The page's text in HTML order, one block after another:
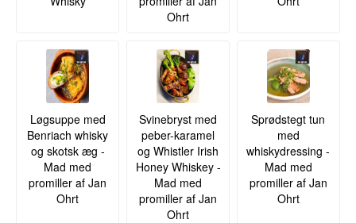
Ohrt
Løgsuppe med
Benriach whisky
og skotsk æg -
Mad med
promiller af Jan
Ohrt
Svinebryst med
peber-karamel
og Whistler Irish
Honey Whiskey -
Mad med
promiller af Jan
Ohrt
Sprødstegt tun
med
whiskydressing -
Mad med
promiller af Jan
Ohrt